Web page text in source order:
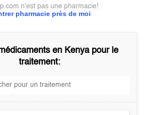
pharmacie près de moi
n'est pas une pharmacie!
en Kenyapour le
traitement: